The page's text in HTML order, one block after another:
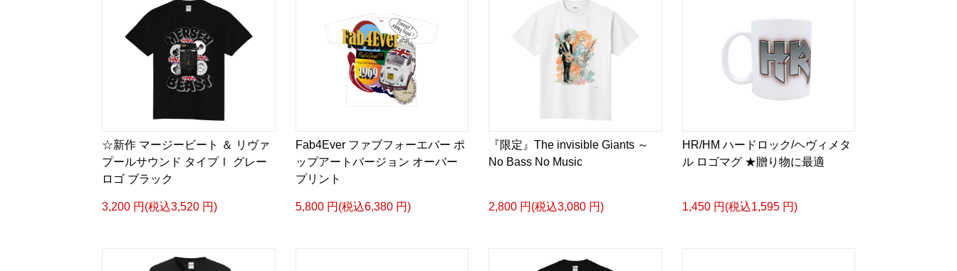
☆新作 マージービート ＆ リヴァ
プールサウンド タイプⅠ グレー
ロゴ ブラック
3,200 円(税込3,520 円)
Fab4Ever ファブフォーエバー ポ
ップアートバージョン オーバー
プリント
5,800 円(税込6,380 円)
『限定』The invisible Giants ～
No Bass No Music
2,800 円(税込3,080 円)
HR/HM ハードロック/ヘヴィメタ
ル ロゴマグ ★贈り物に最適
1,450 円(税込1,595 円)